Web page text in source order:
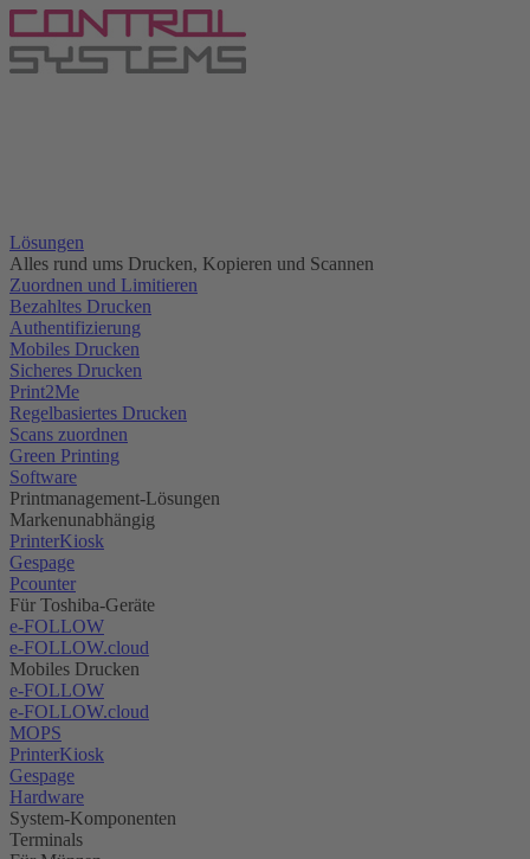
Lösungen
Alles rund ums Drucken, Kopieren und Scannen
Zuordnen und Limitieren
Bezahltes Drucken
Authentifizierung
Mobiles Drucken
Sicheres Drucken
Print2Me
Regelbasiertes Drucken
Scans zuordnen
Green Printing
Software
Printmanagement-Lösungen
Markenunabhängig
PrinterKiosk
Gespage
Pcounter
Für Toshiba-Geräte
e-FOLLOW
e-FOLLOW.cloud
Mobiles Drucken
e-FOLLOW
e-FOLLOW.cloud
MOPS
PrinterKiosk
Gespage
Hardware
System-Komponenten
Terminals